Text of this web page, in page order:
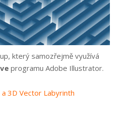
který samozřejmě využívá
programu Adobe Illustrator.
3D Vector Labyrinth